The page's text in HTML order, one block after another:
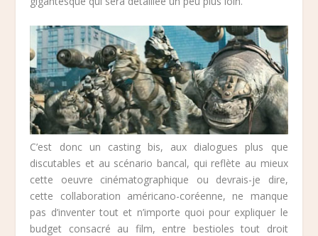
C’est donc un casting bis, aux dialogues plus que
discutables et au scénario bancal, qui reflète au mieux
cette oeuvre cinématographique ou devrais-je dire,
cette collaboration américano-coréenne, ne manque
pas d’inventer tout et n’importe quoi pour expliquer le
budget consacré au film, entre bestioles tout droit